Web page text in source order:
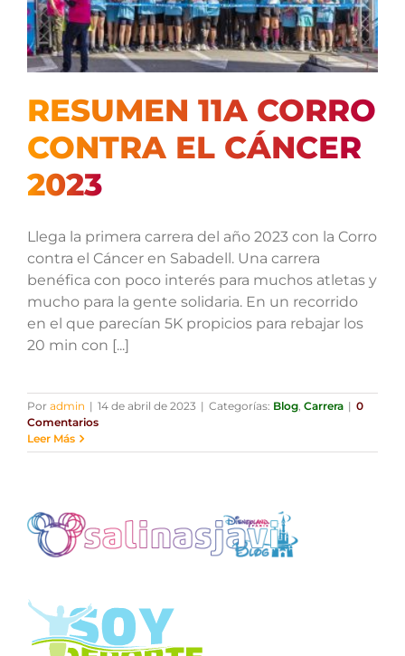
RESUMEN 11A CORRO
CONTRA EL CÁNCER
2023
Llega la primera carrera del año 2023 con la Corro
contra el Cáncer en Sabadell. Una carrera
benéfica con poco interés para muchos atletas y
mucho para la gente solidaria. En un recorrido
en el que parecían 5K propicios para rebajar los
20 min con [...]
Por admin | 14 de abril de 2023 | Categorías: Blog, Carrera | 0
Comentarios
Leer Más